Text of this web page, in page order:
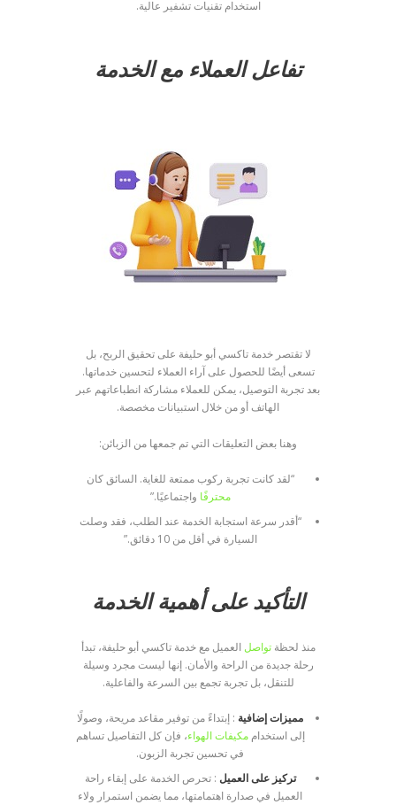
استخدام تقنيات تشفير عالية.
تفاعل العملاء مع الخدمة
لا تقتصر خدمة تاكسي أبو حليفة على تحقيق الربح، بل
تسعى أيضًا للحصول على آراء العملاء لتحسين خدماتها.
بعد تجربة التوصيل، يمكن للعملاء مشاركة انطباعاتهم عبر
الهاتف أو من خلال استبيانات مخصصة.
وهنا بعض التعليقات التي تم جمعها من الزبائن:
“لقد كانت تجربة ركوب ممتعة للغاية. السائق كان
محترفًا واجتماعيًا.”
“أقدر سرعة استجابة الخدمة عند الطلب، فقد وصلت
السيارة في أقل من 10 دقائق.”
التأكيد على أهمية الخدمة
منذ لحظةتواصلالعميل مع خدمة تاكسي أبو حليفة، تبدأ
رحلة جديدة من الراحة والأمان. إنها ليست مجرد وسيلة
للتنقل، بل تجربة تجمع بين السرعة والفاعلية.
مميزات إضافية : إبتداءً من توفير مقاعد مريحة، وصولًا
إلى استخداممكيفات الهواء، فإن كل التفاصيل تساهم
في تحسين تجربة الزبون.
تركيز على العميل : تحرص الخدمة على إبقاء راحة
العميل في صدارة اهتمامتها، مما يضمن استمرار ولاء